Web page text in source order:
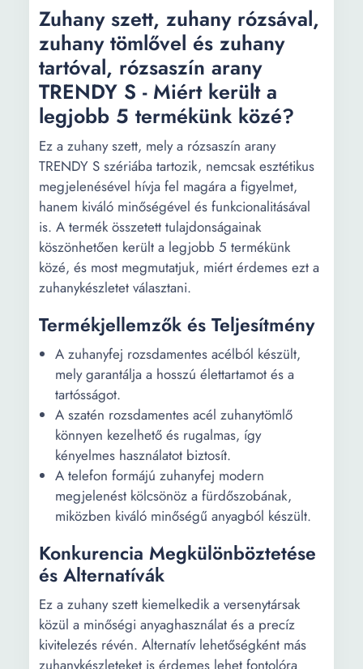
Zuhany szett, zuhany rózsával,
zuhany tömlővel és zuhany
tartóval, rózsaszín arany
TRENDY S - Miért került a
legjobb 5 termékünk közé?
Ez a zuhany szett, mely a rózsaszín arany
TRENDY S szériába tartozik, nemcsak esztétikus
megjelenésével hívja fel magára a figyelmet,
hanem kiváló minőségével és funkcionalitásával
is. A termék összetett tulajdonságainak
köszönhetően került a legjobb 5 termékünk
közé, és most megmutatjuk, miért érdemes ezt a
zuhanykészletet választani.
Termékjellemzők és Teljesítmény
A zuhanyfej rozsdamentes acélból készült,
mely garantálja a hosszú élettartamot és a
tartósságot.
A szatén rozsdamentes acél zuhanytömlő
könnyen kezelhető és rugalmas, így
kényelmes használatot biztosít.
A telefon formájú zuhanyfej modern
megjelenést kölcsönöz a fürdőszobának,
miközben kiváló minőségű anyagból készült.
Konkurencia Megkülönböztetése
és Alternatívák
Ez a zuhany szett kiemelkedik a versenytársak
közül a minőségi anyaghasználat és a precíz
kivitelezés révén. Alternatív lehetőségként más
zuhanykészleteket is érdemes lehet fontolóra